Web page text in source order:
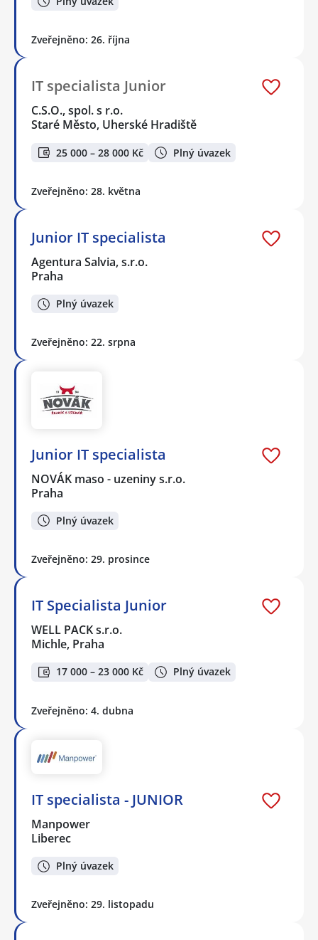
Zveřejněno: 26. října
IT specialista Junior
C.S.O., spol. s r.o.
Staré Město, Uherské Hradiště
25 000 – 28 000 Kč Plný úvazek
Zveřejněno: 28. května
Junior IT specialista
Agentura Salvia, s.r.o.
Praha
Plný úvazek
Zveřejněno: 22. srpna
Junior IT specialista
NOVÁK maso - uzeniny s.r.o.
Praha
Plný úvazek
Zveřejněno: 29. prosince
IT Specialista Junior
WELL PACK s.r.o.
Michle, Praha
17 000 – 23 000 Kč Plný úvazek
Zveřejněno: 4. dubna
IT specialista - JUNIOR
Manpower
Liberec
Plný úvazek
Zveřejněno: 29. listopadu